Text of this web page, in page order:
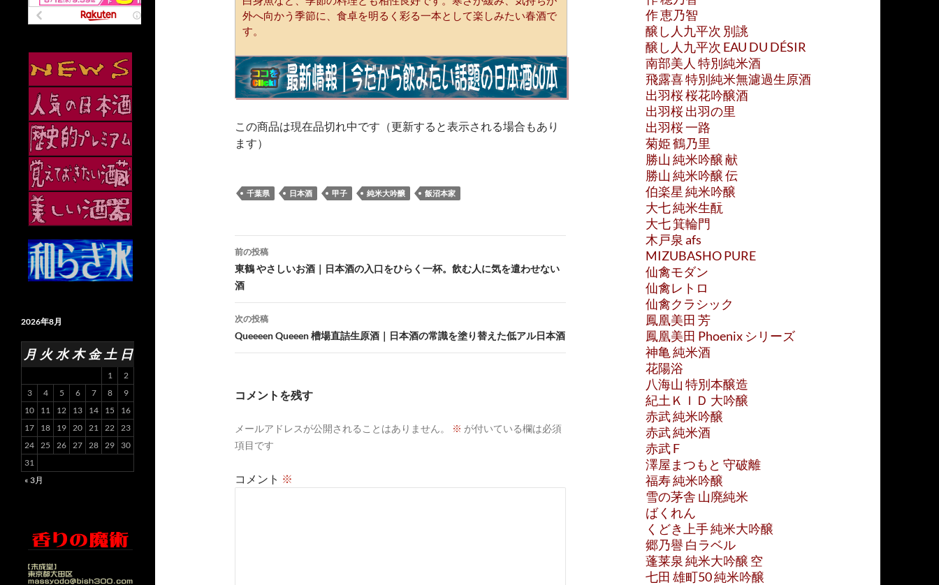
外へ向かう季節に、食卓を明るく彩る一本として楽しみたい春酒で
す。
この商品は現在品切れ中です（更新すると表示される場合もあり
ます）
千葉県 日本酒 甲子 純米大吟醸 飯沼本家
投
稿
ナ
ビ
ゲ
シ
ン
前の投稿
東鶴 やさしいお酒｜日本酒の入口をひらく一杯。飲む人に気を遣わせない
酒
次の投稿
Queeeen Queeen 槽場直詰生原酒｜日本酒の常識を塗り替えた低アル日本酒
コメントを残す
メールアドレスが公開されることはありません。 ※ が付いている欄は必須
項目です
コメント ※
作 恵乃智
醸し人九平次 別誂
醸し人九平次 EAU DU DÉSIR
南部美人 特別純米酒
飛露喜 特別純米無濾過生原酒
出羽桜 桜花吟醸酒
出羽桜 出羽の里
出羽桜 一路
菊姫 鶴乃里
勝山 純米吟醸 献
勝山 純米吟醸 伝
伯楽星 純米吟醸
大七 純米生酛
大七 箕輪門
木戸泉 afs
MIZUBASHO PURE
仙禽モダン
仙禽レトロ
仙禽クラシック
鳳凰美田 芳
鳳凰美田 Phoenix シリーズ
神亀 純米酒
花陽浴
八海山 特別本醸造
紀土ＫＩＤ 大吟醸
赤武 純米吟醸
赤武 純米酒
赤武 F
澤屋まつもと 守破離
福寿 純米吟醸
雪の茅舎 山廃純米
ばくれん
くどき上手 純米大吟醸
郷乃譽 白ラベル
蓬莱泉 純米大吟醸 空
七田 雄町50 純米吟醸
2026年8月
月 火 水 木 金 土 日
1
2
3
4 5 6 7 8
9
10
11 12 13 14 15
16
17
18 19 20 21 22 23
24 25 26 27 28 29
30
31
« 3月